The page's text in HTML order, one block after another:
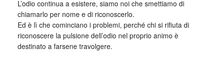
L’odio continua a esistere, siamo noi che smettiamo di
chiamarlo per nome e di riconoscerlo.
Ed è lì che cominciano i problemi, perché chi si rifiuta di
riconoscere la pulsione dell’odio nel proprio animo è
destinato a farsene travolgere.